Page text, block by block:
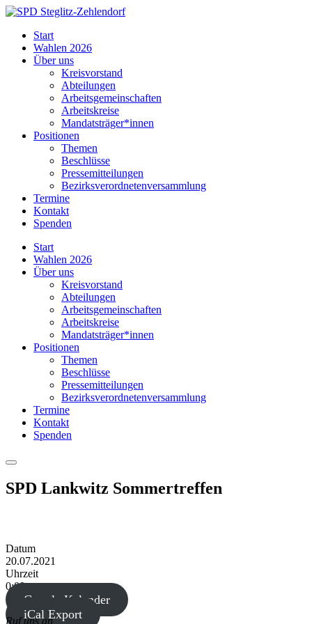
Skip
content
Steglitz-
Zehlendorf
Start
Wahlen 2026
Über uns
Kreisvorstand
Abteilungen
Arbeitsgemeinschaften
Arbeitskreise
Mandatsträger*innen
Positionen
Themen
Beschlüsse
Pressemitteilungen
Bezirksverordnetenversammlung
Termine
Kontakt
Spenden
Start
Wahlen 2026
Über uns
Kreisvorstand
Abteilungen
Arbeitsgemeinschaften
Arbeitskreise
Mandatsträger*innen
Positionen
Themen
Beschlüsse
Pressemitteilungen
Bezirksverordnetenversammlung
Termine
Kontakt
Spenden
Menu
SPD Lankwitz Sommertreffen
Datum
20.07.2021
Uhrzeit
0:00
Google Kalender
iCal Export
Ruf uns an